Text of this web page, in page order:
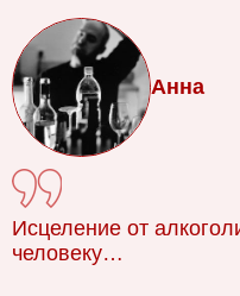
Анна
Исцеление от
человеку…